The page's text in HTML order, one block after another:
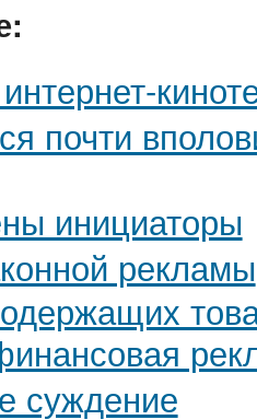
почти
инициаторы
рекламы
суждение